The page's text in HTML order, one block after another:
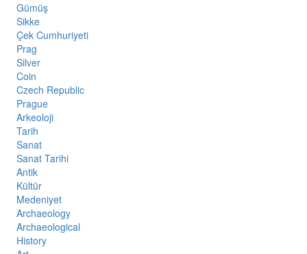
Gümüş
Sikke
Çek Cumhuriyeti
Prag
Silver
Coin
Czech Republic
Prague
Arkeoloji
Tarih
Sanat
Sanat Tarihi
Antik
Kültür
Medeniyet
Archaeology
Archaeological
History